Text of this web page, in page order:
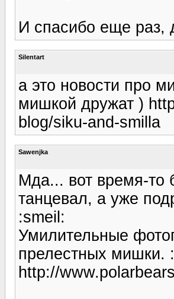
И спасибо еще раз,
Silentart
а это новости про
мишкой дружат )
blog/siku-and-smilla
Sawenjka
Мда... вот время-то
танцевал, а уже
:smeil:
Умилительные
прелестных мишки.
http://